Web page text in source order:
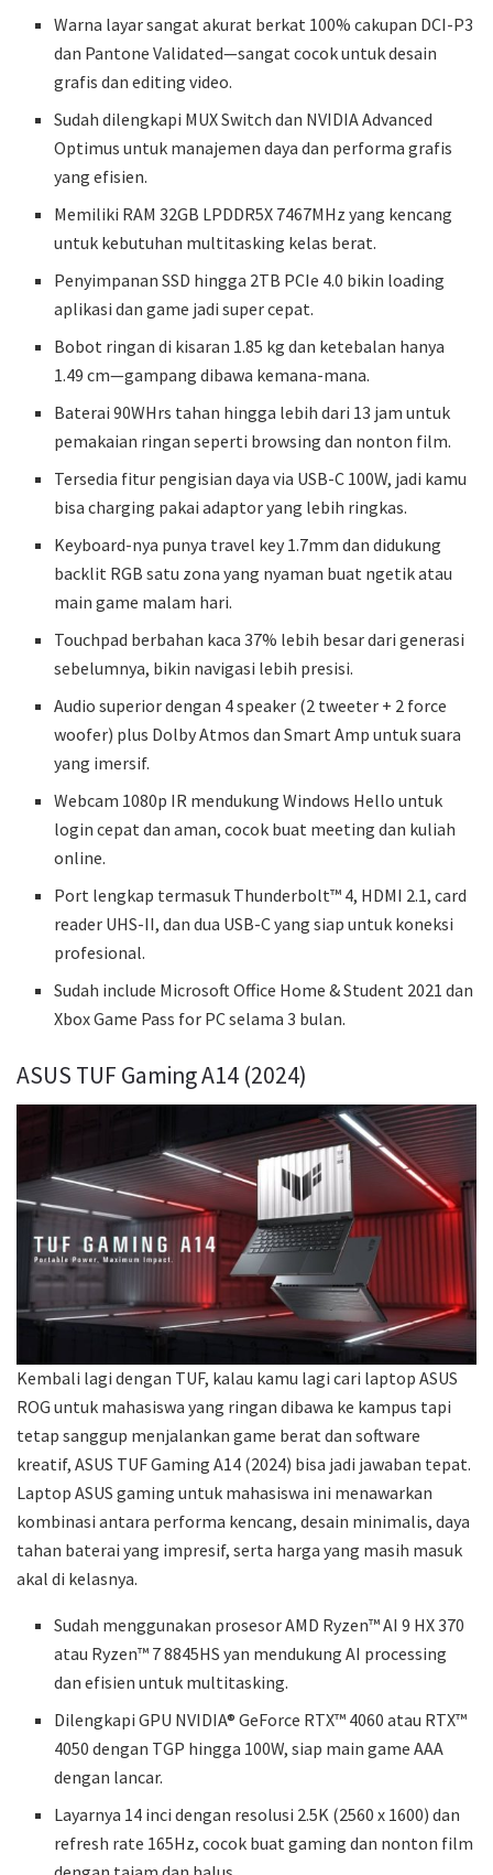
Warna layar sangat akurat berkat 100% cakupan DCI-P3
dan Pantone Validated—sangat cocok untuk desain
grafis dan editing video.
Sudah dilengkapi MUX Switch dan NVIDIA Advanced
Optimus untuk manajemen daya dan performa grafis
yang efisien.
Memiliki RAM 32GB LPDDR5X 7467MHz yang kencang
untuk kebutuhan multitasking kelas berat.
Penyimpanan SSD hingga 2TB PCIe 4.0 bikin loading
aplikasi dan game jadi super cepat.
Bobot ringan di kisaran 1.85 kg dan ketebalan hanya
1.49 cm—gampang dibawa kemana-mana.
Baterai 90WHrs tahan hingga lebih dari 13 jam untuk
pemakaian ringan seperti browsing dan nonton film.
Tersedia fitur pengisian daya via USB-C 100W, jadi kamu
bisa charging pakai adaptor yang lebih ringkas.
Keyboard-nya punya travel key 1.7mm dan didukung
backlit RGB satu zona yang nyaman buat ngetik atau
main game malam hari.
Touchpad berbahan kaca 37% lebih besar dari generasi
sebelumnya, bikin navigasi lebih presisi.
Audio superior dengan 4 speaker (2 tweeter + 2 force
woofer) plus Dolby Atmos dan Smart Amp untuk suara
yang imersif.
Webcam 1080p IR mendukung Windows Hello untuk
login cepat dan aman, cocok buat meeting dan kuliah
online.
Port lengkap termasuk Thunderbolt™ 4, HDMI 2.1, card
reader UHS-II, dan dua USB-C yang siap untuk koneksi
profesional.
Sudah include Microsoft Office Home & Student 2021 dan
Xbox Game Pass for PC selama 3 bulan.
ASUS TUF Gaming A14 (2024)
Kembali lagi dengan TUF, kalau kamu lagi cari laptop ASUS
ROG untuk mahasiswa yang ringan dibawa ke kampus tapi
tetap sanggup menjalankan game berat dan software
kreatif, ASUS TUF Gaming A14 (2024) bisa jadi jawaban tepat.
Laptop ASUS gaming untuk mahasiswa ini menawarkan
kombinasi antara performa kencang, desain minimalis, daya
tahan baterai yang impresif, serta harga yang masih masuk
akal di kelasnya.
Sudah menggunakan prosesor AMD Ryzen™ AI 9 HX 370
atau Ryzen™ 7 8845HS yan mendukung AI processing
dan efisien untuk multitasking.
Dilengkapi GPU NVIDIA® GeForce RTX™ 4060 atau RTX™
4050 dengan TGP hingga 100W, siap main game AAA
dengan lancar.
Layarnya 14 inci dengan resolusi 2.5K (2560 x 1600) dan
refresh rate 165Hz, cocok buat gaming dan nonton film